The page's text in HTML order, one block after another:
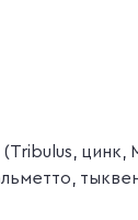
цинк,